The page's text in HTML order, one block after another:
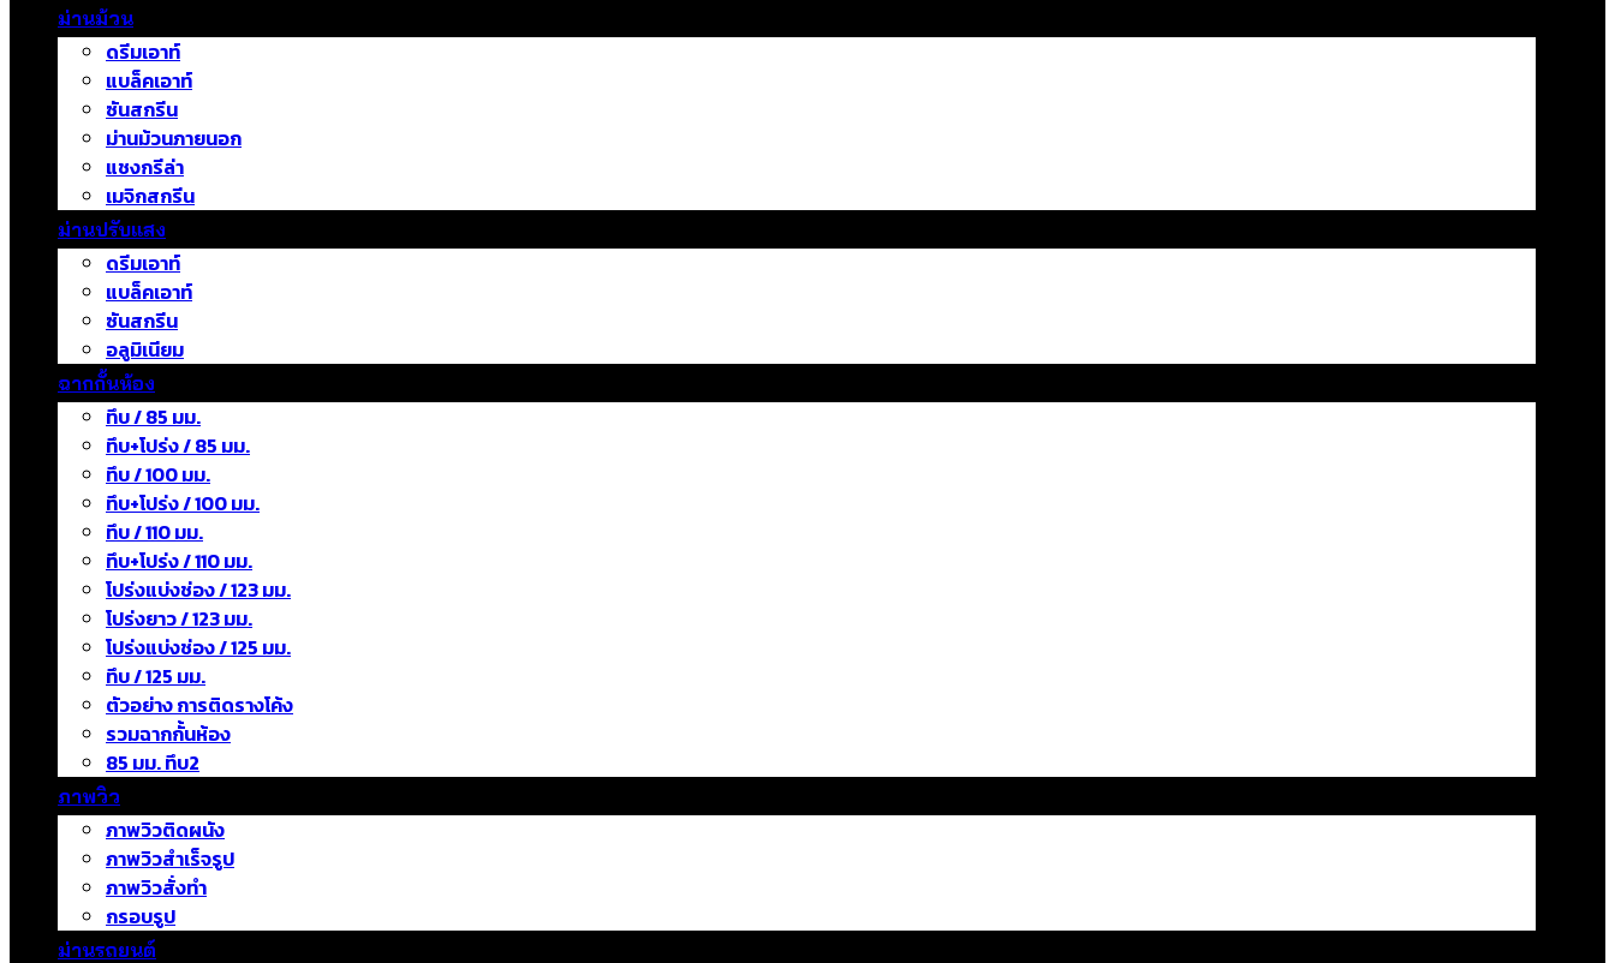
ม่านม้วน
ดรีมเอาท์
แบล็คเอาท์
ซันสกรีน
ม่านม้วนภายนอก
แชงกรีล่า
เมจิกสกรีน
ม่านปรับแสง
ดรีมเอาท์
แบล็คเอาท์
ซันสกรีน
อลูมิเนียม
ฉากกั้นห้อง
ทึบ / 85 มม.
ทึบ+โปร่ง / 85 มม.
ทึบ / 100 มม.
ทึบ+โปร่ง / 100 มม.
ทึบ / 110 มม.
ทึบ+โปร่ง / 110 มม.
โปร่งแบ่งช่อง / 123 มม.
โปร่งยาว / 123 มม.
โปร่งแบ่งช่อง / 125 มม.
ทึบ / 125 มม.
ตัวอย่าง การติดรางโค้ง
รวมฉากกั้นห้อง
85 มม. ทึบ2
ภาพวิว
ภาพวิวติดผนัง
ภาพวิวสำเร็จรูป
ภาพวิวสั่งทำ
กรอบรูป
ม่านรถยนต์